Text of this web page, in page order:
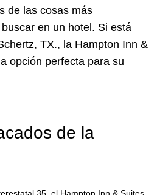
de las cosas más
en un hotel. Si está
TX., la Hampton Inn &
opción perfecta para su
de la